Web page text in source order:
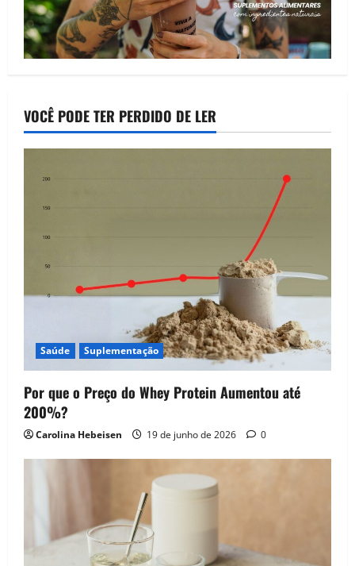
VOCÊ PODE TER PERDIDO DE LER
Saúde Suplementação
Por que o Preço do Whey Protein Aumentou até
200%?
Carolina Hebeisen 19 de junho de 2026 0